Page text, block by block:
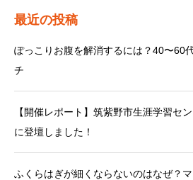
最近の投稿
ぽっこりお腹を解消するには？40〜60
チ
【開催レポート】筑紫野市生涯学習セ
に登壇しました！
ふくらはぎが細くならないのはなぜ？